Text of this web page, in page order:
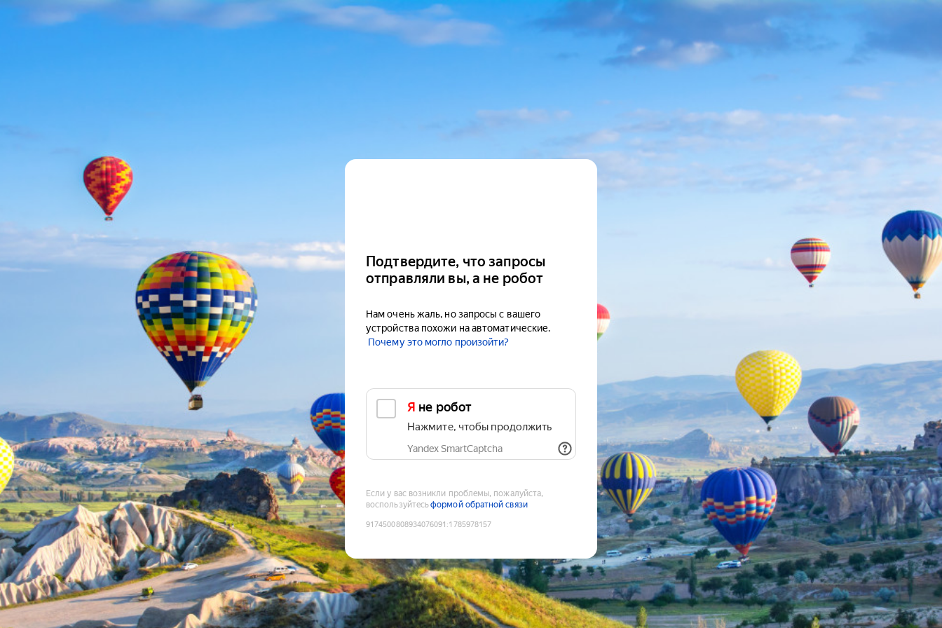
Подтвердите, что запросы
отправляли вы, а не робот
Нам очень жаль, но запросы с вашего
устройства похожи на автоматические.
Почему это могло произойти?
Я не робот
Нажмите, чтобы продолжить
Yandex SmartCaptcha
Если у вас возникли проблемы, пожалуйста,
воспользуйтесьформой обратной связи
9174500808934076091 :1785978157